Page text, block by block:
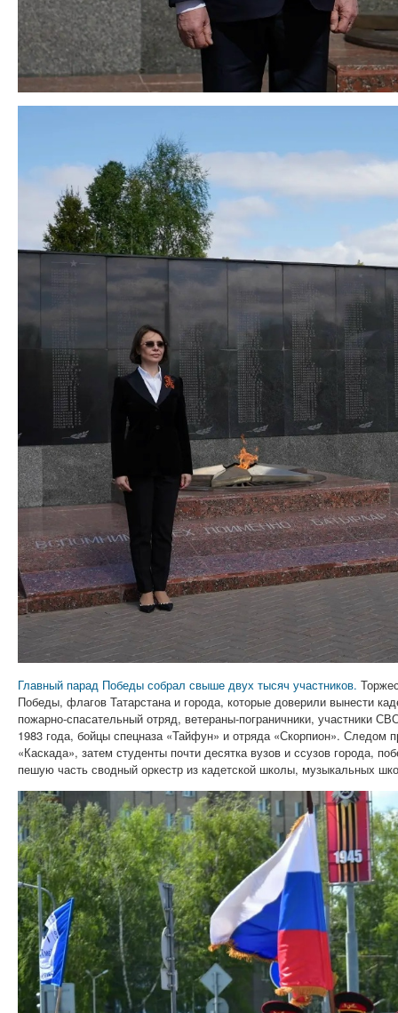
Главный парад Победы собрал свыше двух тысяч участников.
Победы, флагов Татарстана и города, которые доверили вынести
пожарно-спасательный отряд, ветераны-пограничники, участники
1983 года, бойцы спецназа «Тайфун» и отряда «Скорпион».
«Каскада», затем студенты почти десятка вузов и ссузов
пешую часть сводный оркестр из кадетской школы, музыкальных